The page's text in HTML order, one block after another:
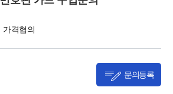
가격협의
문의등록